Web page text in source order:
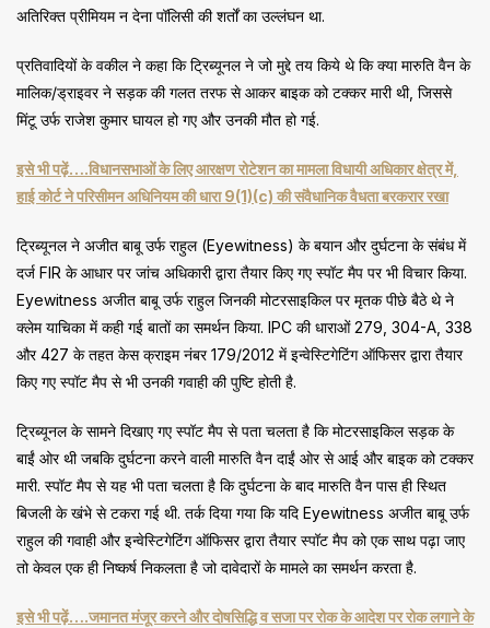
अतिरिक्त प्रीमियम न देना पॉलिसी की शर्तों का उल्लंघन था.
प्रतिवादियों के वकील ने कहा कि ट्रिब्यूनल ने जो मुद्दे तय किये थे कि क्या मारुति वैन के
मालिक/ड्राइवर ने सड़क की गलत तरफ से आकर बाइक को टक्कर मारी थी, जिससे
मिंटू उर्फ राजेश कुमार घायल हो गए और उनकी मौत हो गई.
इसे भी पढ़ें….विधानसभाओं के लिए आरक्षण रोटेशन का मामला विधायी अधिकार क्षेत्र में,
हाई कोर्ट ने परिसीमन अधिनियम की धारा 9(1)(c) की संवैधानिक वैधता बरकरार रखा
ट्रिब्यूनल ने अजीत बाबू उर्फ राहुल (Eyewitness) के बयान और दुर्घटना के संबंध में
दर्ज FIR के आधार पर जांच अधिकारी द्वारा तैयार किए गए स्पॉट मैप पर भी विचार किया.
Eyewitness अजीत बाबू उर्फ राहुल जिनकी मोटरसाइकिल पर मृतक पीछे बैठे थे ने
क्लेम याचिका में कही गई बातों का समर्थन किया. IPC की धाराओं 279, 304-A, 338
और 427 के तहत केस क्राइम नंबर 179/2012 में इन्वेस्टिगेटिंग ऑफिसर द्वारा तैयार
किए गए स्पॉट मैप से भी उनकी गवाही की पुष्टि होती है.
ट्रिब्यूनल के सामने दिखाए गए स्पॉट मैप से पता चलता है कि मोटरसाइकिल सड़क के
बाईं ओर थी जबकि दुर्घटना करने वाली मारुति वैन दाईं ओर से आई और बाइक को टक्कर
मारी. स्पॉट मैप से यह भी पता चलता है कि दुर्घटना के बाद मारुति वैन पास ही स्थित
बिजली के खंभे से टकरा गई थी. तर्क दिया गया कि यदि Eyewitness अजीत बाबू उर्फ
राहुल की गवाही और इन्वेस्टिगेटिंग ऑफिसर द्वारा तैयार स्पॉट मैप को एक साथ पढ़ा जाए
तो केवल एक ही निष्कर्ष निकलता है जो दावेदारों के मामले का समर्थन करता है.
इसे भी पढ़ें….जमानत मंजूर करने और दोषसिद्धि व सजा पर रोक के आदेश पर रोक लगाने के